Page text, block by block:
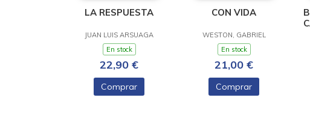
LA RESPUESTA
JUAN LUIS ARSUAGA
En stock
22,90 €
Comprar
CON VIDA
WESTON, GABRIEL
En stock
21,00 €
Comprar